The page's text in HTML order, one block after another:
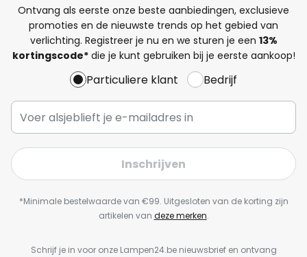
Ontvang als eerste onze beste aanbiedingen, exclusieve
promoties en de nieuwste trends op het gebied van
verlichting. Registreer je nu en we sturen je een 13%
kortingscode*die je kunt gebruiken bij je eerste aankoop!
Particuliere klant Bedrijf
Inschrijven
*Minimale bestelwaarde van €99. Uitgesloten van de korting zijn
artikelen van deze merken.
Schrijf je in voor onze Lampen24.be nieuwsbrief en ontvang